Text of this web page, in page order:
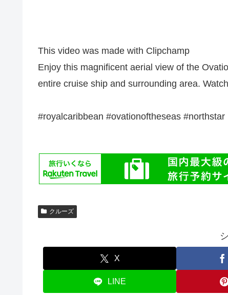
This video was made with Clipchamp
Enjoy this magnificent aerial view of the
entire cruise ship and surrounding area.
#royalcaribbean #ovationoftheseas #northstar
クルーズ
X
LINE